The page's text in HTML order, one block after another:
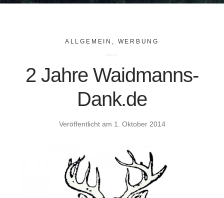
ALLGEMEIN WERBUNG
2 Jahre Waidmanns-
Dank.de
Veröffentlicht am 1. Oktober 2014